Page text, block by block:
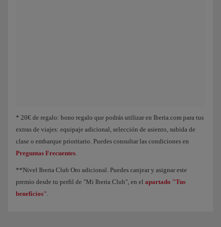
* 20€ de regalo: bono regalo que podrás utilizar en Iberia.com para tus
extras de viajes: equipaje adicional, selección de asiento, subida de
clase o embarque prioritario. Puedes consultar las condiciones en
Preguntas Frecuentes
**Nivel Iberia Club Oro adicional. Puedes canjear y asignar este
premio desde tu perfil de "Mi Iberia Club", en el apartado "Tus
beneficios"